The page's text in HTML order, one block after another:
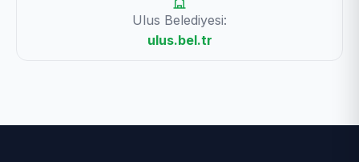
Ulus Belediyesi:
ulus.bel.tr